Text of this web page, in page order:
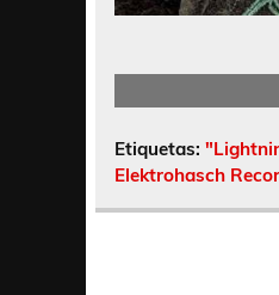
Etiquetas:
Elektrohasch